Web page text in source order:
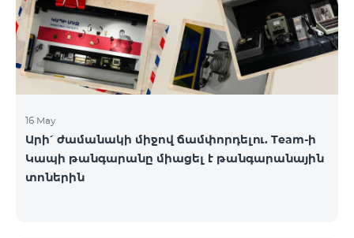
16 May
Արի՛ ժամանակի միջով ճամփորդելու. Team-ի
Կապի թանգարանը միացել է թանգարանային
տոներին